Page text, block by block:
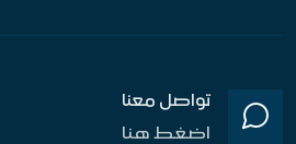
تواصل معنا
اضغط هنا